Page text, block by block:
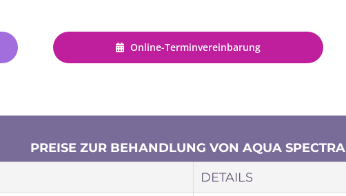
Online-Terminvereinbarung
PREISE ZUR BEHANDLUNG VON AQUA SPECTRA
DETAILS